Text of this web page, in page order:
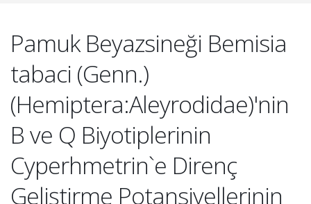
Pamuk Beyazsineği Bemisia
tabaci (Genn.)
(Hemiptera:Aleyrodidae)'nin
B ve Q Biyotiplerinin
Cyperhmetrin`e Direnç
Geliştirme Potansiyellerinin